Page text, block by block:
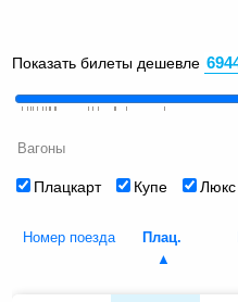
Показать билеты дешевле
Вагоны
Плацкарт Купе Люкс
Номер поезда Плац.